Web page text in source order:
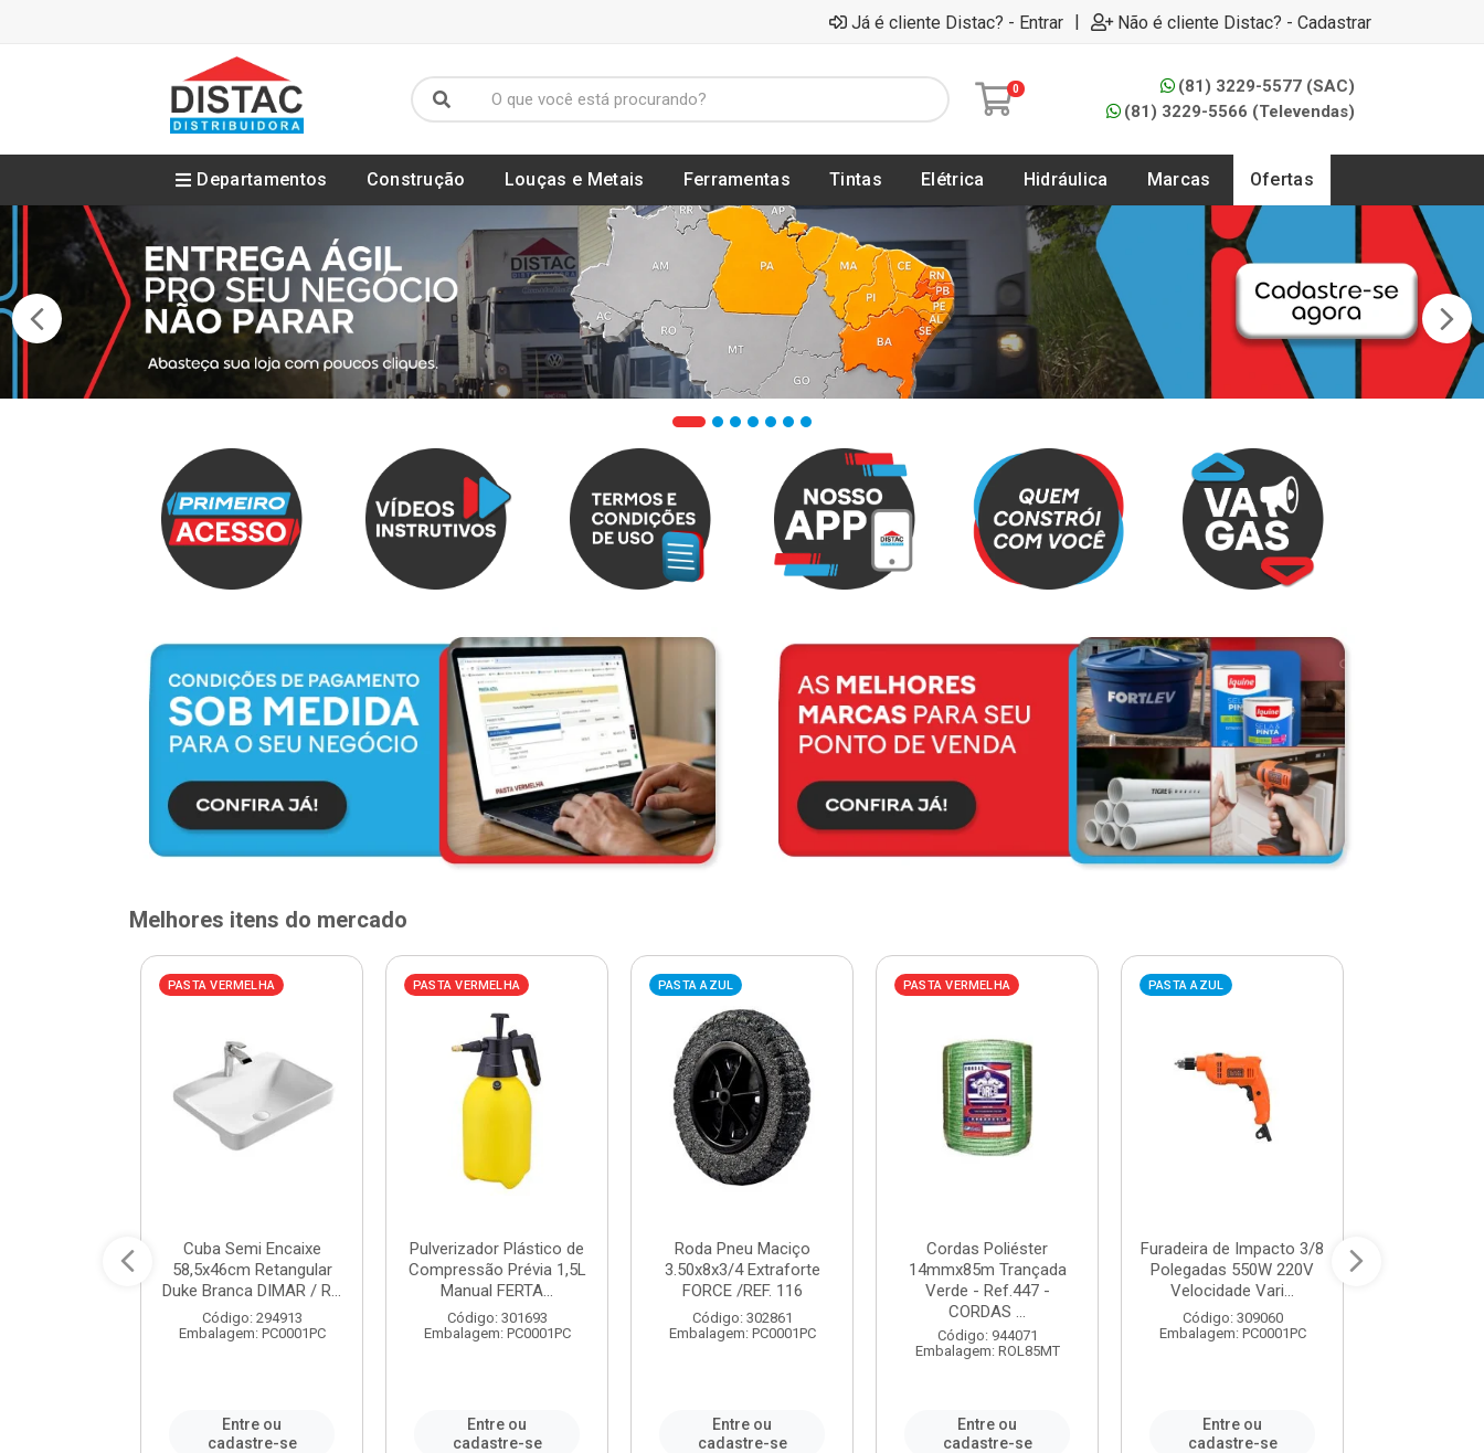
Já é cliente Distac? - Entrar | Não é cliente Distac? - Cadastrar
0
(81) 3229-5577 (SAC)
(81) 3229-5566 (Televendas)
Departamentos Construção Louças e Metais Ferramentas Tintas Elétrica Hidráulica Marcas Ofertas
Melhores itens do mercado
PASTA VERMELHA
Cuba Semi Encaixe
58,5x46cm Retangular
Duke Branca DIMAR / R...
Código: 294913
Embalagem: PC0001PC
Entre ou
cadastre-se
PASTA VERMELHA
Pulverizador Plástico de
Compressão Prévia 1,5L
Manual FERTA...
Código: 301693
Embalagem: PC0001PC
Entre ou
cadastre-se
PASTA AZUL
Roda Pneu Maciço
3.50x8x3/4 Extraforte
FORCE /REF. 116
Código: 302861
Embalagem: PC0001PC
Entre ou
cadastre-se
PASTA VERMELHA
Cordas Poliéster
14mmx85m Trançada
Verde - Ref.447 -
CORDAS ...
Código: 944071
Embalagem: ROL85MT
Entre ou
cadastre-se
PASTA AZUL
Furadeira de Impacto 3/8
Polegadas 550W 220V
Velocidade Vari...
Código: 309060
Embalagem: PC0001PC
Entre ou
cadastre-se